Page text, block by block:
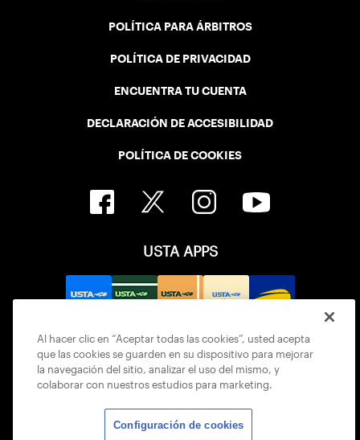
POLÍTICA PARA ÁRBITROS
POLÍTICA DE PRIVACIDAD
ENCUENTRA TU CUENTA
DECLARACIÓN DE ACCESIBILIDAD
POLÍTICA DE COOKIES
USTA APPS
Al hacer clic en “Aceptar todas las cookies”, usted acepta
que las cookies se guarden en su dispositivo para mejorar
la navegación del sitio, analizar el uso del mismo, y
colaborar con nuestros estudios para marketing.
Configuración de cookies